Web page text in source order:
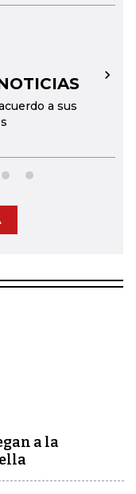
a sus
→
a la